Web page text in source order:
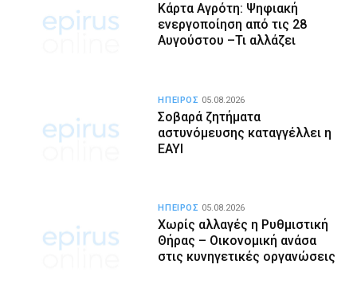
Κάρτα Αγρότη: Ψηφιακή
ενεργοποίηση από τις 28
Αυγούστου –Τι αλλάζει
Σοβαρά ζητήματα
αστυνόμευσης καταγγέλλει η
ΕΑΥΙ
ΗΠΕΙΡΟΣ 05.08.2026
Χωρίς αλλαγές η Ρυθμιστική
Θήρας – Οικονομική ανάσα
στις κυνηγετικές οργανώσεις
ΗΠΕΙΡΟΣ 05.08.2026